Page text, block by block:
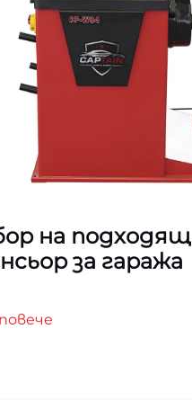
на подходящ
за гаража